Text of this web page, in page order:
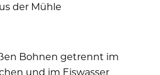
der Mühle
Bohnen getrennt im
und im Eiswasser